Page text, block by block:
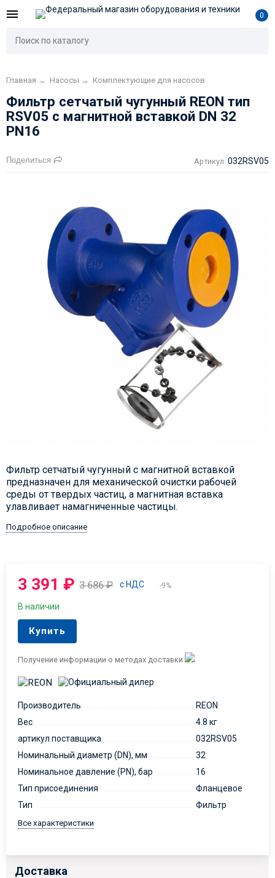
0
Главная → Насосы → Комплектующие для насосов
Фильтр сетчатый чугунный REON тип
RSV05 с магнитной вставкой DN 32
PN16
Поделиться Артикул: 032RSV05
Фильтр сетчатый чугунный с магнитной вставкой
предназначен для механической очистки рабочей
среды от твердых частиц, а магнитная вставка
улавливает намагниченные частицы.
Подробное описание
3 391₽ 3 686₽ с НДС -9%
В наличии
Купить
Получение информации о методах доставки
Производитель
REON
Вес
4.8 кг
артикул поставщика
032RSV05
Номинальный диаметр (DN), мм
32
Номинальное давление (PN), бар
16
Тип присоединения
Фланцевое
Тип
Фильтр
Все характеристики
Доставка